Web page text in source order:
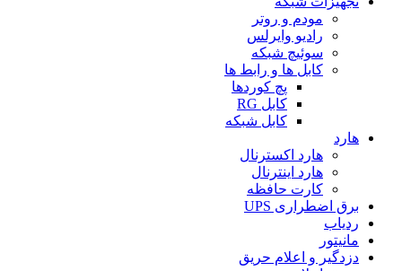
مودم و روتر
رادیو وایرلس
سوئیچ شبکه
کابل ها و رابط ها
پچ کوردها
کابل RG
کابل شبکه
هارد
هارد اکسترنال
هارد اینترنال
کارت حافظه
برق اضطراری UPS
ردیاب
مانیتور
دزدگیر و اعلام حریق